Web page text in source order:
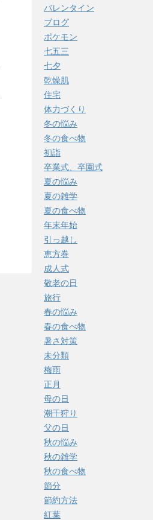
バレンタイン
ブログ
ポケモン
七五三
七夕
乾燥肌
住宅
体力づくり
冬の悩み
冬の食べ物
初詣
卒業式、卒園式
夏の悩み
夏の雑学
夏の食べ物
年末年始
引っ越し
恵方巻
成人式
敬老の日
旅行
春の悩み
春の食べ物
暑さ対策
未分類
梅雨
正月
母の日
潮干狩り
父の日
秋の悩み
秋の雑学
秋の食べ物
節分
節約方法
紅葉